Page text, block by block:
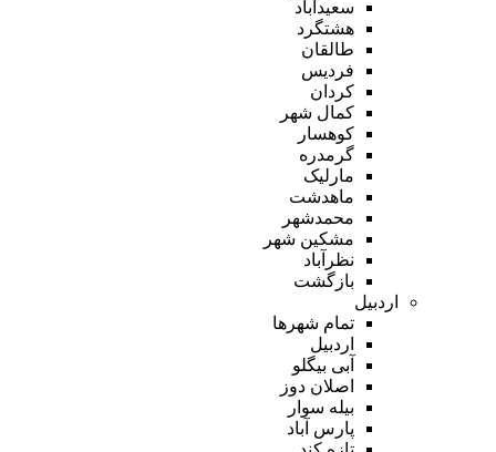
سعیدآباد
هشتگرد
طالقان
فردیس
کردان
کمال شهر
کوهسار
گرمدره
مارلیک
ماهدشت
محمدشهر
مشکین شهر
نظرآباد
بازگشت
اردبیل
تمام شهر‌ها
اردبیل
آبی بیگلو
اصلان دوز
بیله سوار
پارس آباد